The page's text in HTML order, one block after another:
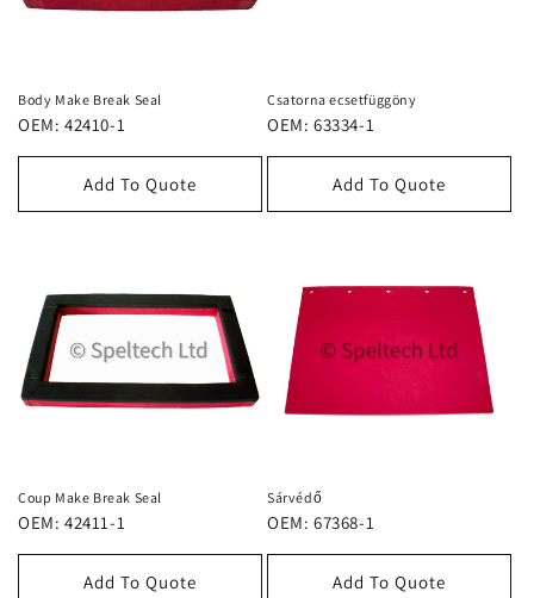
:
Body Make Break Seal
OEM: 42410-1
Add To Quote
Csatorna ecsetfüggöny
OEM: 63334-1
Add To Quote
Coup Make Break Seal
OEM: 42411-1
Add To Quote
Sárvédő
OEM: 67368-1
Add To Quote